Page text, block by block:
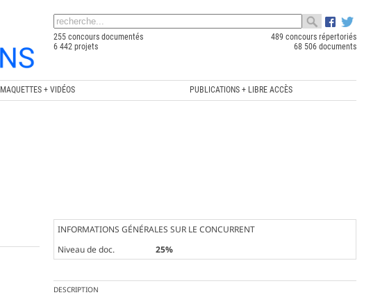
255 concours documentés
489 concours répertoriés
6 442 projets
68 506 documents
MAQUETTES + VIDÉOS PUBLICATIONS + LIBRE ACCÈS
INFORMATIONS GÉNÉRALES SUR LE CONCURRENT
Niveau de doc.
25%
DESCRIPTION